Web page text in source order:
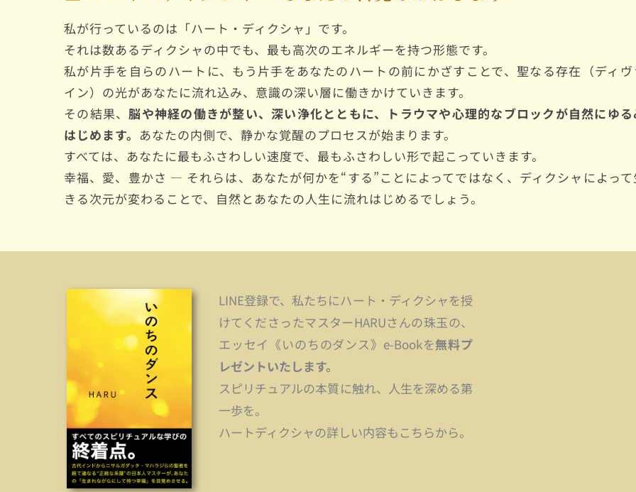
私が行っているのは「ハート・ディクシャ」です。
それは数あるディクシャの中でも、最も高次のエネルギーを持つ形態です。
私が片手を自らのハートに、もう片手をあなたのハートの前にかざすことで、聖なる存在（ディ
イン）の光があなたに流れ込み、意識の深い層に働きかけていきます。
その結果、脳や神経の働きが整い、深い浄化とともに、トラウマや心理的なブロックが自然にゆ
はじめます。 あなたの内側で、静かな覚醒のプロセスが始まります。
すべては、あなたに最もふさわしい速度で、最もふさわしい形で起こっていきます。
幸福、愛、豊かさ ― それらは、あなたが何かを“する”ことによってではなく、ディクシャによっ
きる次元が変わることで、自然とあなたの人生に流れはじめるでしょう。
LINE登録で、私たちにハート・ディクシャを授
けてくださったマスターHARUさんの珠玉の、
エッセイ《いのちのダンス》e-Bookを無料プ
レゼントいたします。
スピリチュアルの本質に触れ、人生を深める第
一歩を。
ハートディクシャの詳しい内容もこちらから。